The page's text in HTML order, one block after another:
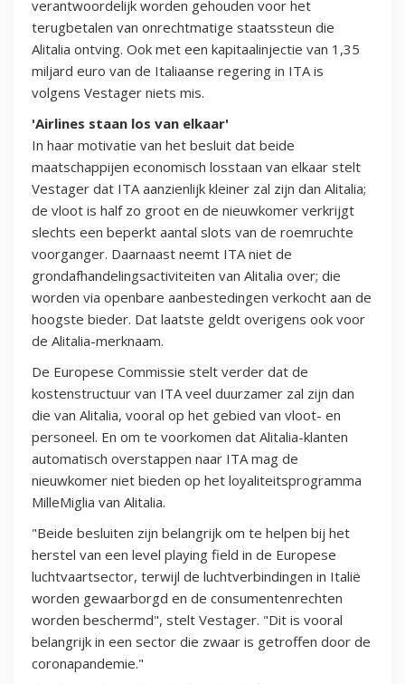
verantwoordelijk worden gehouden voor het
terugbetalen van onrechtmatige staatssteun die
Alitalia ontving. Ook met een kapitaalinjectie van 1,35
miljard euro van de Italiaanse regering in ITA is
volgens Vestager niets mis.
'Airlines staan los van elkaar'
In haar motivatie van het besluit dat beide
maatschappijen economisch losstaan van elkaar stelt
Vestager dat ITA aanzienlijk kleiner zal zijn dan Alitalia;
de vloot is half zo groot en de nieuwkomer verkrijgt
slechts een beperkt aantal slots van de roemruchte
voorganger. Daarnaast neemt ITA niet de
grondafhandelingsactiviteiten van Alitalia over; die
worden via openbare aanbestedingen verkocht aan de
hoogste bieder. Dat laatste geldt overigens ook voor
de Alitalia-merknaam.
De Europese Commissie stelt verder dat de
kostenstructuur van ITA veel duurzamer zal zijn dan
die van Alitalia, vooral op het gebied van vloot- en
personeel. En om te voorkomen dat Alitalia-klanten
automatisch overstappen naar ITA mag de
nieuwkomer niet bieden op het loyaliteitsprogramma
MilleMiglia van Alitalia.
"Beide besluiten zijn belangrijk om te helpen bij het
herstel van een level playing field in de Europese
luchtvaartsector, terwijl de luchtverbindingen in Italië
worden gewaarborgd en de consumentenrechten
worden beschermd", stelt Vestager. "Dit is vooral
belangrijk in een sector die zwaar is getroffen door de
coronapandemie."